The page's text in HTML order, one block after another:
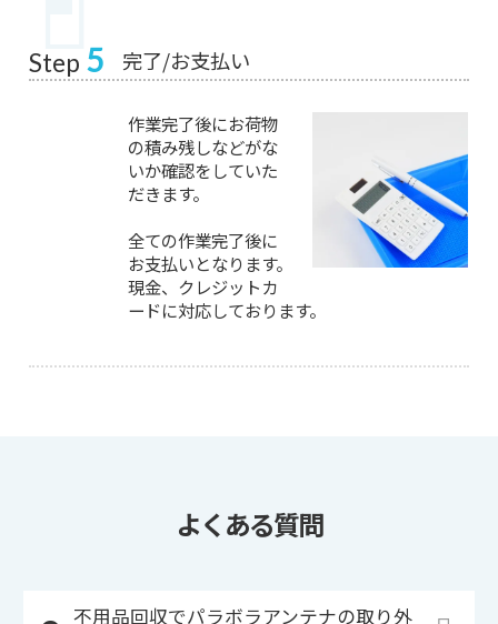
Step 5 完了/お支払い
作業完了後にお荷物
の積み残しなどがな
いか確認をしていた
だきます。
全ての作業完了後に
お支払いとなります。
現金、クレジットカ
ードに対応しております。
よくある質問
不用品回収でパラボラアンテナの取り外